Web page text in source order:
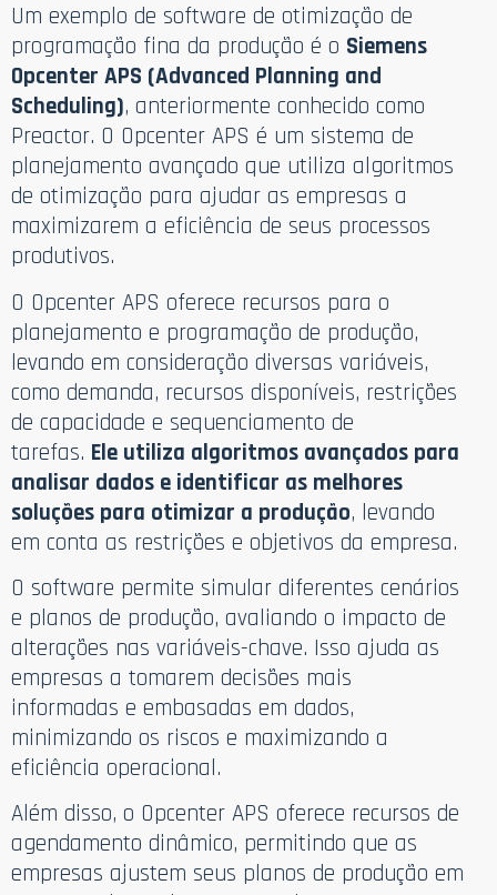
Um exemplo de software de otimização de
programação fina da produção é o Siemens
Opcenter APS (Advanced Planning and
Scheduling), anteriormente conhecido como
Preactor. O Opcenter APS é um sistema de
planejamento avançado que utiliza algoritmos
de otimização para ajudar as empresas a
maximizarem a eficiência de seus processos
produtivos.
O Opcenter APS oferece recursos para o
planejamento e programação de produção,
levando em consideração diversas variáveis,
como demanda, recursos disponíveis, restrições
de capacidade e sequenciamento de
tarefas. Ele utiliza algoritmos avançados para
analisar dados e identificar as melhores
soluções para otimizar a produção, levando
em conta as restrições e objetivos da empresa.
O software permite simular diferentes cenários
e planos de produção, avaliando o impacto de
alterações nas variáveis-chave. Isso ajuda as
empresas a tomarem decisões mais
informadas e embasadas em dados,
minimizando os riscos e maximizando a
eficiência operacional.
Além disso, o Opcenter APS oferece recursos de
agendamento dinâmico, permitindo que as
empresas ajustem seus planos de produção em